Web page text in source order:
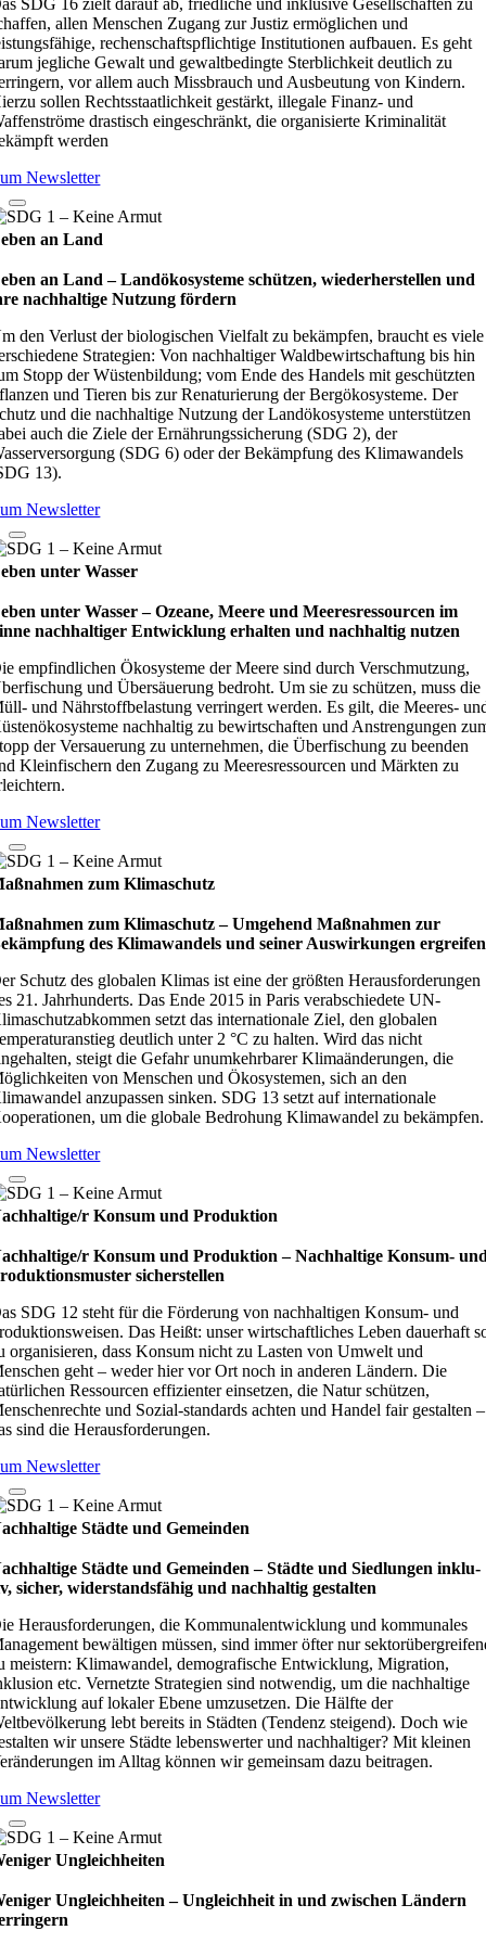
SDG 16 zielt darauf ab, friedliche und inklusive Gesellschaften zu
allen Menschen Zugang zur Justiz ermöglichen und
rechenschaftspflichtige Institutionen aufbauen. Es geht
jegliche Gewalt und gewaltbedingte Sterblichkeit deutlich zu
vor allem auch Missbrauch und Ausbeutung von Kindern.
sollen Rechtsstaatlichkeit gestärkt, illegale Finanz- und
drastisch eingeschränkt, die organisierte Kriminalität
werden
Newsletter
an Land
an Land – Lan­d­öko­sys­teme schüt­zen, wie­der­her­stel­len und
nach­hal­tige Nut­zung för­dern
den Verlust der biologischen Vielfalt zu bekämpfen, braucht es viele
Strategien: Von nachhaltiger Waldbewirtschaftung bis hin
Stopp der Wüstenbildung; vom Ende des Handels mit geschützten
und Tieren bis zur Renaturierung der Bergökosysteme. Der
und die nachhaltige Nutzung der Landökosysteme unterstützen
auch die Ziele der Ernährungssicherung (SDG 2), der
(SDG 6) oder der Bekämpfung des Klimawandels
13).
Newsletter
unter Wasser
unter Wasser – Oze­ane, Meere und Mee­res­res­sour­cen im
nach­hal­ti­ger Ent­wick­lung erhal­ten und nach­hal­tig nut­zen
empfindlichen Ökosysteme der Meere sind durch Verschmutzung,
und Übersäuerung bedroht. Um sie zu schützen, muss die
und Nährstoffbelastung verringert werden. Es gilt, die Meeres-
nachhaltig zu bewirtschaften und Anstrengungen
der Versauerung zu unternehmen, die Überfischung zu beenden
Kleinfischern den Zugang zu Meeresressourcen und Märkten zu
Newsletter
zum Klimaschutz
zum Klimaschutz – Umge­hend Maß­nah­men zur
des Kli­ma­wan­dels und sei­ner Aus­wir­kun­gen ergrei­fen
Schutz des globalen Klimas ist eine der größten Herausforderungen
21. Jahrhunderts. Das Ende 2015 in Paris verabschiedete UN-
setzt das internationale Ziel, den globalen
deutlich unter 2 °C zu halten. Wird das nicht
steigt die Gefahr unumkehrbarer Klimaänderungen, die
von Menschen und Ökosystemen, sich an den
anzupassen sinken. SDG 13 setzt auf internationale
um die globale Bedrohung Klimawandel zu bekämpfen.
Newsletter
r Konsum und Produktion
r Konsum und Produktion – Nach­hal­tige Kon­sum-
sicher­stel­len
SDG 12 steht für die Förderung von nachhaltigen Konsum- und
Das Heißt: unser wirtschaftliches Leben dauerhaft
organisieren, dass Konsum nicht zu Lasten von Umwelt und
geht – weder hier vor Ort noch in anderen Ländern. Die
Ressourcen effizienter einsetzen, die Natur schützen,
und Sozial-standards achten und Handel fair gestalten –
sind die Herausforderungen.
Newsletter
Städte und Gemeinden
Städte und Gemeinden – Städte und Sied­lun­gen inklu­
sicher, wider­stands­fä­hig und nach­hal­tig gestal­ten
Herausforderungen, die Kommunalentwicklung und kommunales
bewältigen müssen, sind immer öfter nur
meistern: Klimawandel, demografische Entwicklung, Migration,
etc. Vernetzte Strategien sind notwendig, um die nachhaltige
auf lokaler Ebene umzusetzen. Die Hälfte der
lebt bereits in Städten (Tendenz steigend). Doch wie
wir unsere Städte lebenswerter und nachhaltiger? Mit kleinen
im Alltag können wir gemeinsam dazu beitragen.
Newsletter
Ungleichheiten
Ungleichheiten – Ungleich­heit in und zwi­schen Län­dern